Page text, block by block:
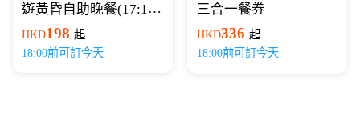
遊黃昏自助晚餐(17:15
開船)
HKD198 起
18:00前可訂今天
三合一餐券
HKD336 起
18:00前可訂今天